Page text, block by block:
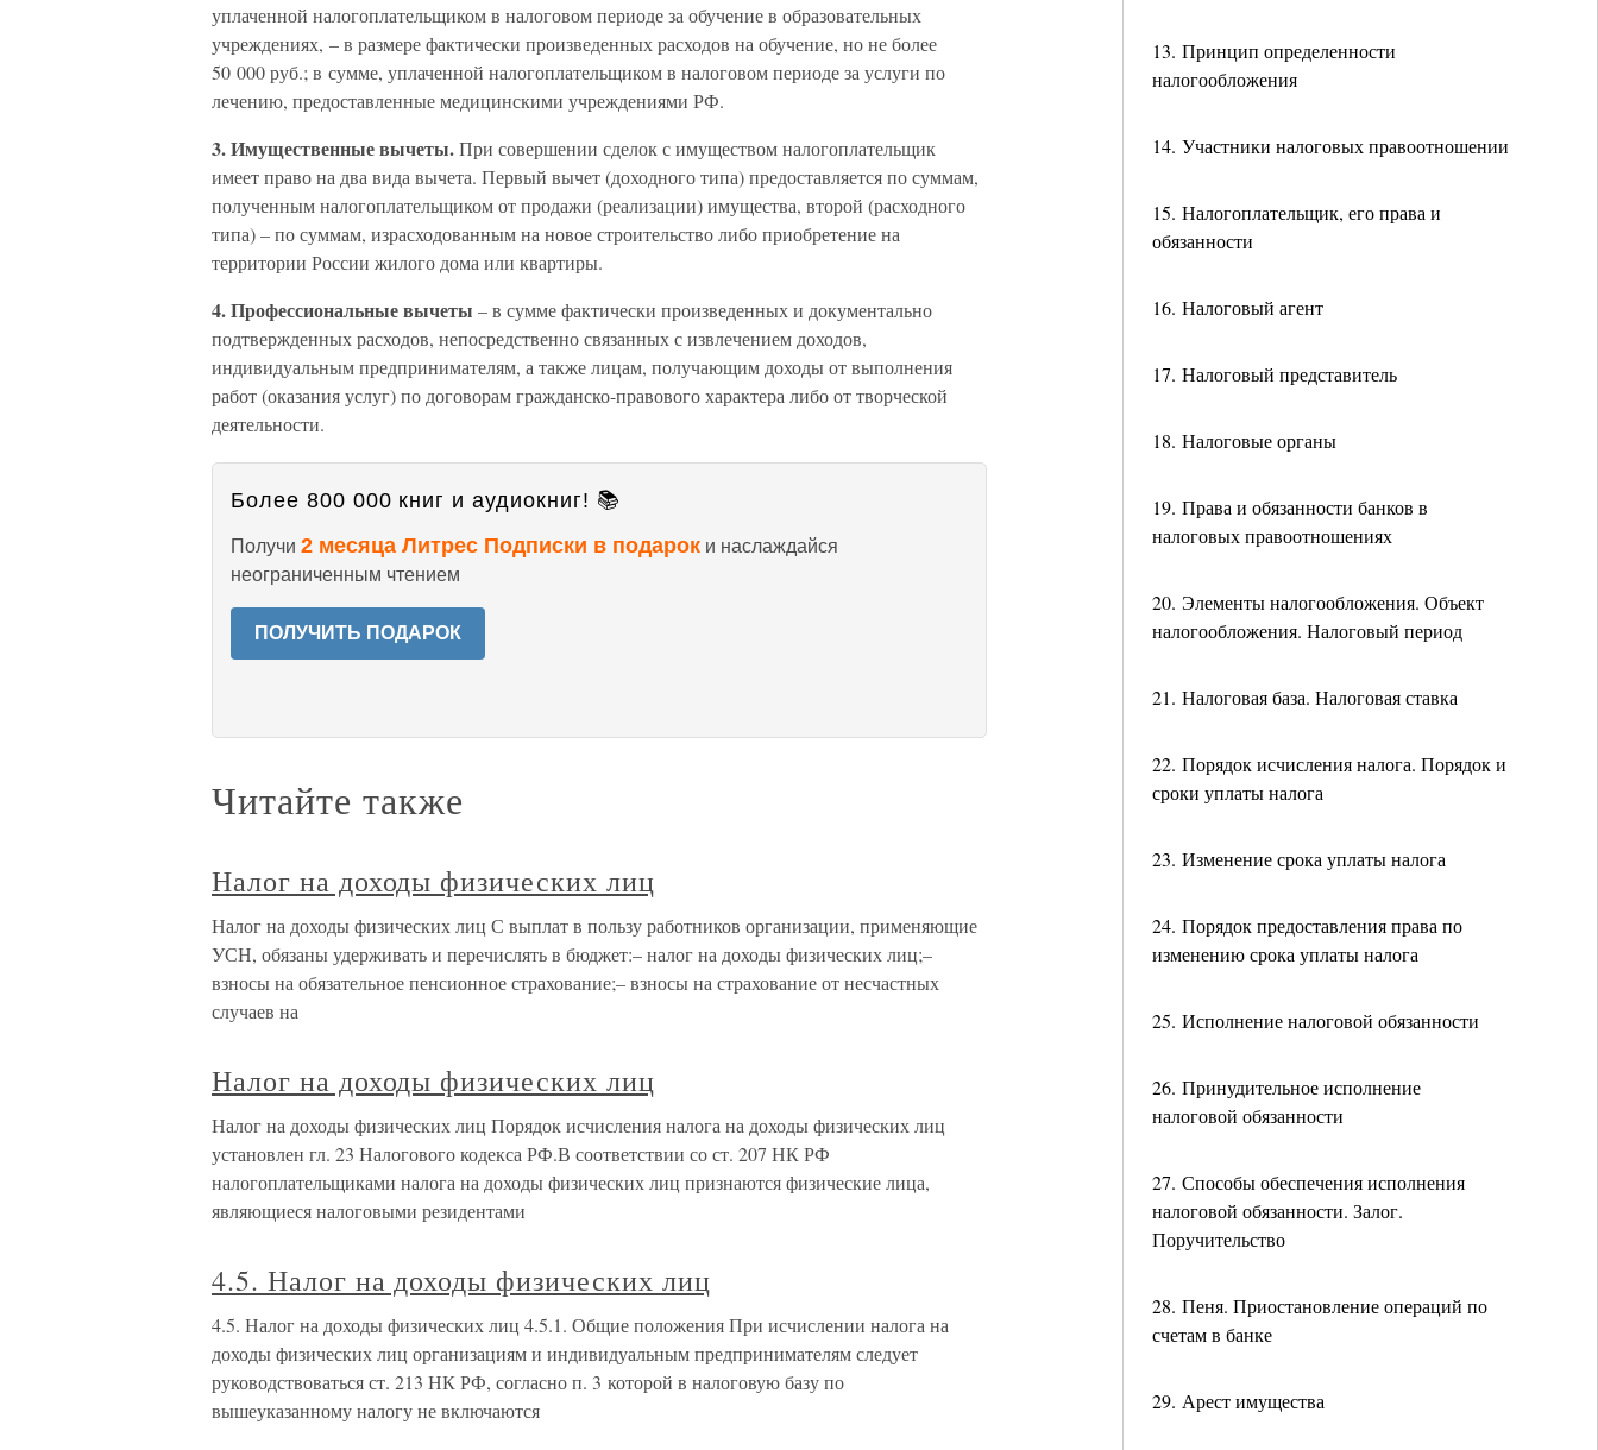
13. Принцип определенности
налогообложения
14. Участники налоговых правоотношении
15. Налогоплательщик, его права и
обязанности
16. Налоговый агент
17. Налоговый представитель
18. Налоговые органы
19. Права и обязанности банков в
налоговых правоотношениях
20. Элементы налогообложения. Объект
налогообложения. Налоговый период
21. Налоговая база. Налоговая ставка
22. Порядок исчисления налога. Порядок и
сроки уплаты налога
23. Изменение срока уплаты налога
24. Порядок предоставления права по
изменению срока уплаты налога
25. Исполнение налоговой обязанности
26. Принудительное исполнение
налоговой обязанности
27. Способы обеспечения исполнения
налоговой обязанности. Залог.
Поручительство
28. Пеня. Приостановление операций по
счетам в банке
29. Арест имущества
уплаченной налогоплательщиком в налоговом периоде за обучение в образовательных
учреждениях, – в размере фактически произведенных расходов на обучение, но не более
50 000 руб.; в сумме, уплаченной налогоплательщиком в налоговом периоде за услуги по
лечению, предоставленные медицинскими учреждениями РФ.
3. Имущественные вычеты.При совершении сделок с имуществом налогоплательщик
имеет право на два вида вычета. Первый вычет (доходного типа) предоставляется по суммам,
полученным налогоплательщиком от продажи (реализации) имущества, второй (расходного
типа) – по суммам, израсходованным на новое строительство либо приобретение на
территории России жилого дома или квартиры.
4. Профессиональные вычеты – в сумме фактически произведенных и документально
подтвержденных расходов, непосредственно связанных с извлечением доходов,
индивидуальным предпринимателям, а также лицам, получающим доходы от выполнения
работ (оказания услуг) по договорам гражданско-правового характера либо от творческой
деятельности.
Более 800 000 книг и аудиокниг! 📚
Получи 2 месяца Литрес Подписки в подарок и наслаждайся
неограниченным чтением
ПОЛУЧИТЬ ПОДАРОК
Читайте также
Налог на доходы физических лиц
Налог на доходы физических лиц С выплат в пользу работников организации, применяющие
УСН, обязаны удерживать и перечислять в бюджет:– налог на доходы физических лиц;–
взносы на обязательное пенсионное страхование;– взносы на страхование от несчастных
случаев на
Налог на доходы физических лиц
Налог на доходы физических лиц Порядок исчисления налога на доходы физических лиц
установлен гл. 23 Налогового кодекса РФ.В соответствии со ст. 207 НК РФ
налогоплательщиками налога на доходы физических лиц признаются физические лица,
являющиеся налоговыми резидентами
4.5. Налог на доходы физических лиц
4.5. Налог на доходы физических лиц 4.5.1. Общие положения При исчислении налога на
доходы физических лиц организациям и индивидуальным предпринимателям следует
руководствоваться ст. 213 НК РФ, согласно п. 3 которой в налоговую базу по
вышеуказанному налогу не включаются